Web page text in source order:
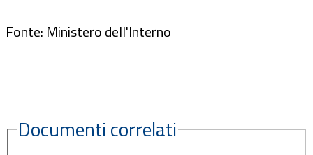
Fonte: Ministero dell'Interno
Documenti correlati